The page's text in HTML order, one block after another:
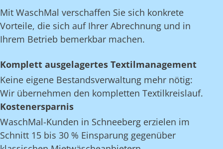
Mit WaschMal verschaffen Sie sich konkrete
Vorteile, die sich auf Ihrer Abrechnung und in
Ihrem Betrieb bemerkbar machen.
Komplett ausgelagertes Textilmanagement
Keine eigene Bestandsverwaltung mehr nötig:
Wir übernehmen den kompletten Textilkreislauf.
Kostenersparnis
WaschMal-Kunden in Schneeberg erzielen im
Schnitt 15 bis 30 % Einsparung gegenüber